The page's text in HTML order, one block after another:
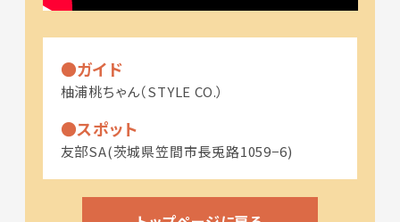
ガイド
柚浦桃ちゃん（STYLE CO.）
スポット
友部SA(茨城県笠間市長兎路1059−6)